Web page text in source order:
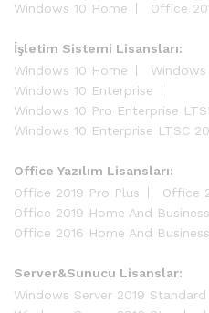
Windows 10 Home
Office
İşletim Sistemi Lisansları:
Windows 10 Home
Windows
Windows 10 Enterprise
Windows 10 Pro Enterprise
Windows 10 Enterprise LTSC
Office Yazılım Lisansları:
Office 2019 Pro Plus
Office
Office 2019 Home And
Office 2016 Home And
Server&Sunucu Lisanslar:
Windows Server 2019 Standard